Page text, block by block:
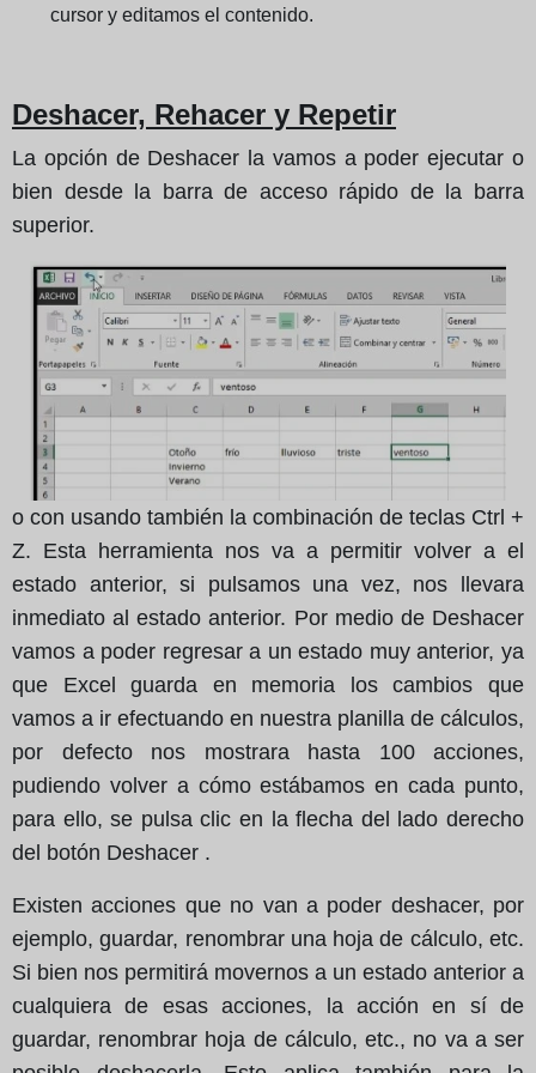
cursor y editamos el contenido.
Deshacer, Rehacer y Repetir
La opción de Deshacer la vamos a poder ejecutar o
bien desde la barra de acceso rápido de la barra
superior.
o con usando también la combinación de teclas Ctrl +
Z. Esta herramienta nos va a permitir volver a el
estado anterior, si pulsamos una vez, nos llevara
inmediato al estado anterior. Por medio de Deshacer
vamos a poder regresar a un estado muy anterior, ya
que Excel guarda en memoria los cambios que
vamos a ir efectuando en nuestra planilla de cálculos,
por defecto nos mostrara hasta 100 acciones,
pudiendo volver a cómo estábamos en cada punto,
para ello, se pulsa clic en la flecha del lado derecho
del botón Deshacer .
Existen acciones que no van a poder deshacer, por
ejemplo, guardar, renombrar una hoja de cálculo, etc.
Si bien nos permitirá movernos a un estado anterior a
cualquiera de esas acciones, la acción en sí de
guardar, renombrar hoja de cálculo, etc., no va a ser